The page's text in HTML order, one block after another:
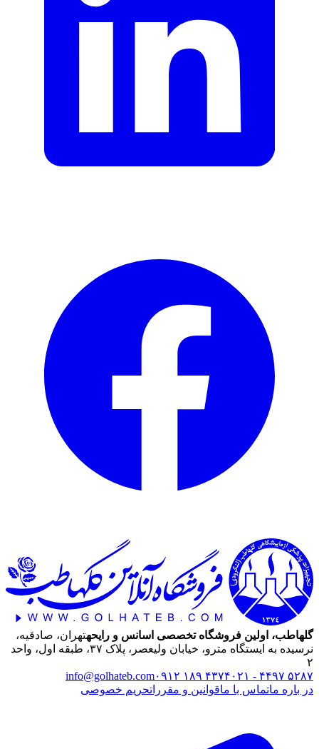
گلهاطب، اولین فروشگاه تخصصی اسانس و رایحهتهران، صادقیه،
نرسیده به ایستگاه مترو، خیابان ولیعصر، پلاک ۳۷، طبقه اول، واحد
۲
۰۲۱ - ۴۴۹۷ ۵۲۸۷ ۰۹۱۲ ۱۸۹ ۴۳۷۴info@golhateb.com
در باره ماتماس با ماقوانین و مقرراتحریم خصوصی